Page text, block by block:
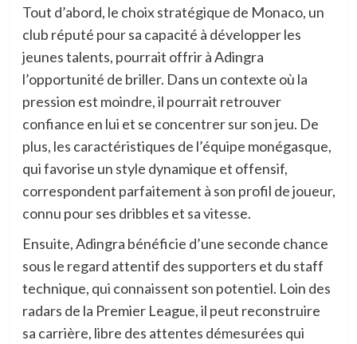
Tout d’abord, le choix stratégique de Monaco, un
club réputé pour sa capacité à développer les
jeunes talents, pourrait offrir à Adingra
l’opportunité de briller. Dans un contexte où la
pression est moindre, il pourrait retrouver
confiance en lui et se concentrer sur son jeu. De
plus, les caractéristiques de l’équipe monégasque,
qui favorise un style dynamique et offensif,
correspondent parfaitement à son profil de joueur,
connu pour ses dribbles et sa vitesse.
Ensuite, Adingra bénéficie d’une seconde chance
sous le regard attentif des supporters et du staff
technique, qui connaissent son potentiel. Loin des
radars de la Premier League, il peut reconstruire
sa carrière, libre des attentes démesurées qui